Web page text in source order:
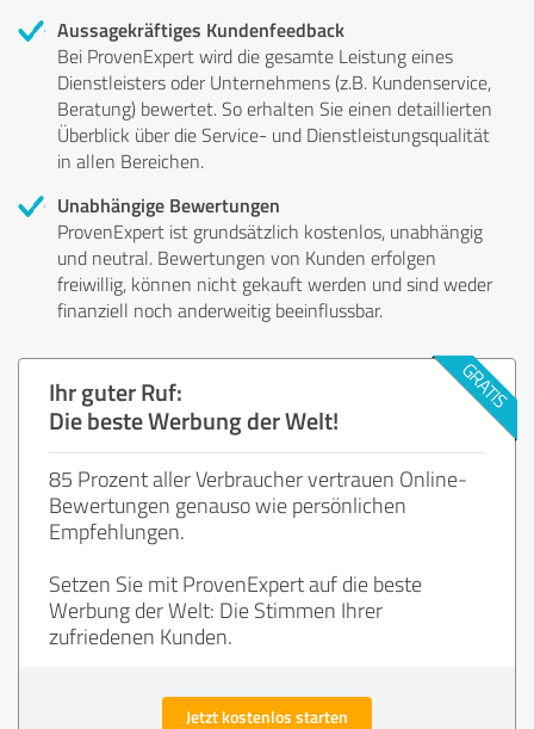
Aussagekräftiges Kundenfeedback
Bei ProvenExpert wird die gesamte Leistung eines
Dienstleisters oder Unternehmens (z.B. Kundenservice,
Beratung) bewertet. So erhalten Sie einen detaillierten
Überblick über die Service- und Dienstleistungsqualität
in allen Bereichen.
Unabhängige Bewertungen
ProvenExpert ist grundsätzlich kostenlos, unabhängig
und neutral. Bewertungen von Kunden erfolgen
freiwillig, können nicht gekauft werden und sind weder
finanziell noch anderweitig beeinflussbar.
Ihr guter Ruf:
Die beste Werbung der Welt!
85 Prozent aller Verbraucher vertrauen Online-
Bewertungen genauso wie persönlichen
Empfehlungen.
Setzen Sie mit ProvenExpert auf die beste
Werbung der Welt: Die Stimmen Ihrer
zufriedenen Kunden.
Jetzt kostenlos starten